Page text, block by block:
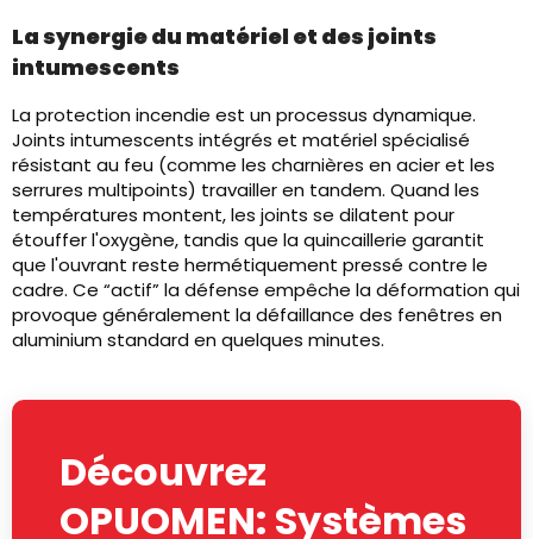
La synergie du matériel et des joints
intumescents
La protection incendie est un processus dynamique.
Joints intumescents intégrés et matériel spécialisé
résistant au feu (comme les charnières en acier et les
serrures multipoints) travailler en tandem. Quand les
températures montent, les joints se dilatent pour
étouffer l'oxygène, tandis que la quincaillerie garantit
que l'ouvrant reste hermétiquement pressé contre le
cadre. Ce “actif” la défense empêche la déformation qui
provoque généralement la défaillance des fenêtres en
aluminium standard en quelques minutes.
Découvrez
OPUOMEN: Systèmes